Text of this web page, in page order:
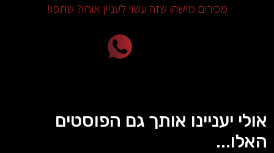
מכירים מישהו שזה עשוי לעניין אותו? שתפו!
אולי יעניינו אותך גם הפוסטים
האלו...